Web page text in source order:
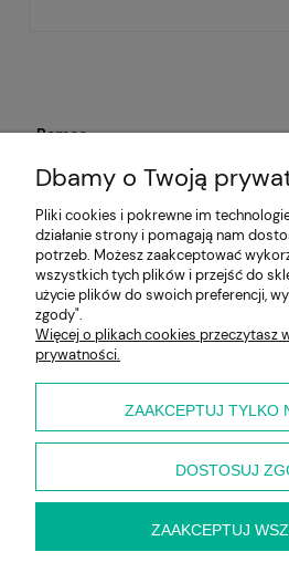
Pomoc
Aktualności
Moje konto
Płatności i dostawa
Informacje
Dbamy o Twoją
Pliki cookies i pokrewne im
działanie strony i pomagają nam
potrzeb. Możesz zaakceptować
wszystkich tych plików i przejść do
użycie plików do swoich preferencji,
zgody".
Więcej o plikach cookies przeczytasz
prywatności.
ZAAKCEPTUJ TYLKO
DOSTOSUJ
ZAAKCEPTUJ